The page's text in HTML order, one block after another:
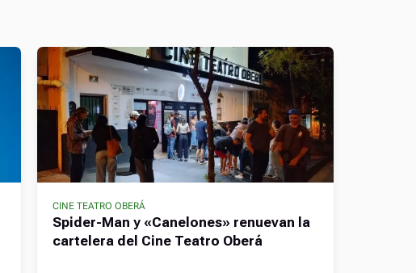
CINE TEATRO OBERÁ
Spider-Man y «Canelones» renuevan la
cartelera del Cine Teatro Oberá